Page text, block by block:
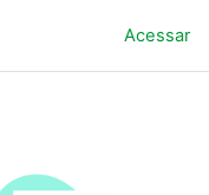
Acessar